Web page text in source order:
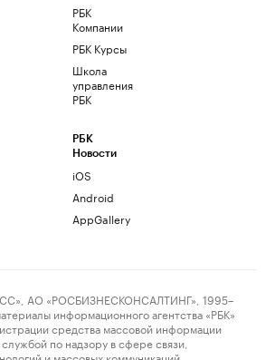
РБК
Компании
РБК Курсы
Школа
управления
РБК
РБК
Новости
iOS
Android
AppGallery
АО «РОСБИЗНЕСКОНСАЛТИНГ», 1995–
информационного агентства «РБК»
средства массовой информации
по надзору в сфере связи,